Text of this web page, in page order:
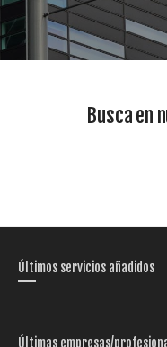
Busca en
Últimos servicios añadidos
Últimas empresas/